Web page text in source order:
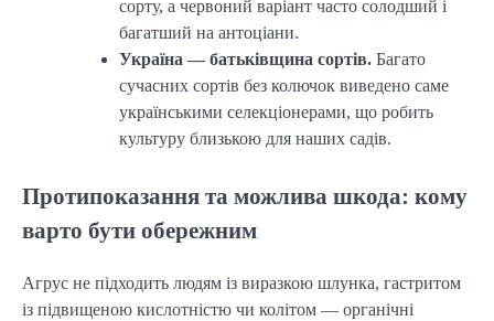
сорту, а червоний варіант часто солодший і
багатший на антоціани.
Україна — батьківщина сортів. Багато
сучасних сортів без колючок виведено саме
українськими селекціонерами, що робить
культуру близькою для наших садів.
Протипоказання та можлива шкода: кому
варто бути обережним
Агрус не підходить людям із виразкою шлунка, гастритом
із підвищеною кислотністю чи колітом — органічні